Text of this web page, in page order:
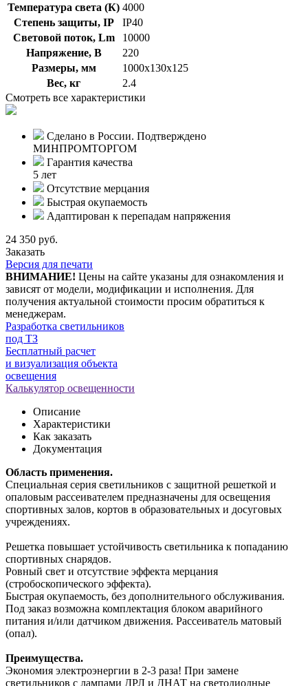
Температура света (К) 4000
Степень защиты, IP
IP40
Световой поток, Lm
10000
Напряжение, В
220
Размеры, мм
1000х130х125
Вес, кг
2.4
Смотреть все характеристики
Сделано в России. Подтверждено
МИНПРОМТОРГОМ
Гарантия качества
5 лет
Отсутствие мерцания
Быстрая окупаемость
Адаптирован к перепадам напряжения
24 350 руб.
Заказать
Версия для печати
ВНИМАНИЕ! Цены на сайте указаны для ознакомления и
зависят от модели, модификации и исполнения. Для
получения актуальной стоимости просим обратиться к
менеджерам.
Разработка светильников
под ТЗ
Бесплатный расчет
и визуализация объекта
освещения
Калькулятор освещенности
Описание
Характеристики
Как заказать
Документация
Область применения.
Специальная серия светильников с защитной решеткой и
опаловым рассеивателем предназначены для освещения
спортивных залов, кортов в образовательных и досуговых
учреждениях.
Решетка повышает устойчивость светильника к попаданию
спортивных снарядов.
Ровный свет и отсутствие эффекта мерцания
(стробоскопического эффекта).
Быстрая окупаемость, без дополнительного обслуживания.
Под заказ возможна комплектация блоком аварийного
питания и/или датчиком движения. Рассеиватель матовый
(опал).
Преимущества.
Экономия электроэнергии в 2-3 раза! При замене
светильников с лампами ДРЛ и ДНАТ на светодиодные